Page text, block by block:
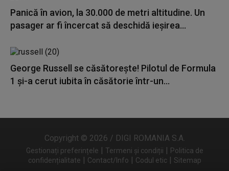
Panică în avion, la 30.000 de metri altitudine. Un
pasager ar fi încercat să deschidă ieșirea...
George Russell se căsătorește! Pilotul de Formula
1 și-a cerut iubita în căsătorie într-un...
Copyright © 2026 / DIGI ROMANIA S.A.
Gestionați preferințele | Termeni și condiții | Politica de
confidențialitate | Contact/Info | Codul etic | Sitemap